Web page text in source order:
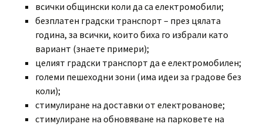
всички общински коли да са електромобили;
безплатен градски транспорт – през цялата
година, за всички, които биха го избрали като
вариант (знаете примери);
целият градски транспорт да е електромобилен;
големи пешеходни зони (има идеи за градове без
коли);
стимулиране на доставки от електрованове;
стимулиране на обновяване на парковете на